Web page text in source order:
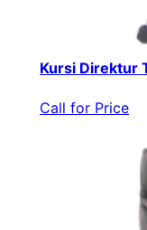
Kursi Direktur
Call for Price